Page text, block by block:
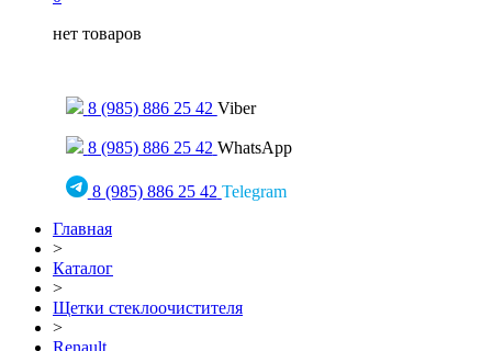
нет товаров
8 (985) 886 25 42 Viber
8 (985) 886 25 42 WhatsApp
8 (985) 886 25 42 Telegram
Главная
>
Каталог
>
Щетки стеклоочистителя
>
Renault